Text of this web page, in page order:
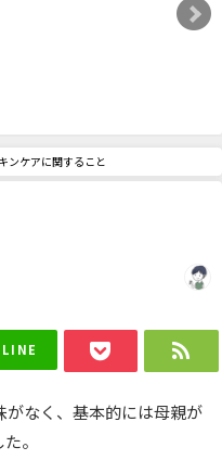
ンケアに関すること
LINE
がなく、基本的には母親が
。